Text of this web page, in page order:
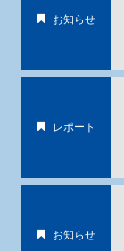
お知らせ
レポート
お知らせ